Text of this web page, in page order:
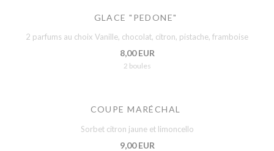
GLACE "PEDONE"
2 parfums au choix Vanille, chocolat, citron, pistache, framboise
8,00 EUR
2 boules
COUPE MARÉCHAL
Sorbet citron jaune et limoncello
9,00 EUR